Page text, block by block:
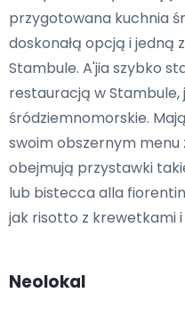
przygotowana kuchnia
doskonałą opcją i jedną
Stambule. A'jia szybko
restauracją w Stambule,
śródziemnomorskie.
swoim obszernym menu
obejmują przystawki
lub bistecca alla
jak risotto z krewetkami
Neolokal